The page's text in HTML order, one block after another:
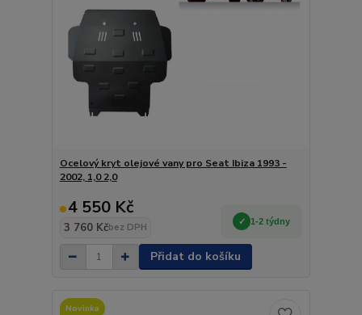
Ocelový kryt olejové vany pro Seat Ibiza 1993 -
2002, 1,0 2,0
4 550 Kč
3 760 Kčbez DPH
1-2 týdny
Přidat do košíku
Novinka